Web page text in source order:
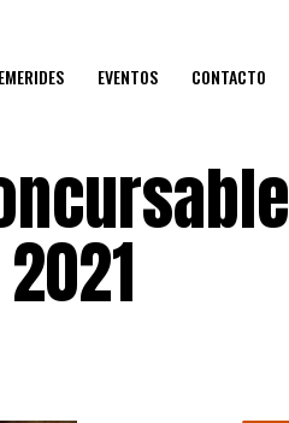
EVENTOS CONTACTO